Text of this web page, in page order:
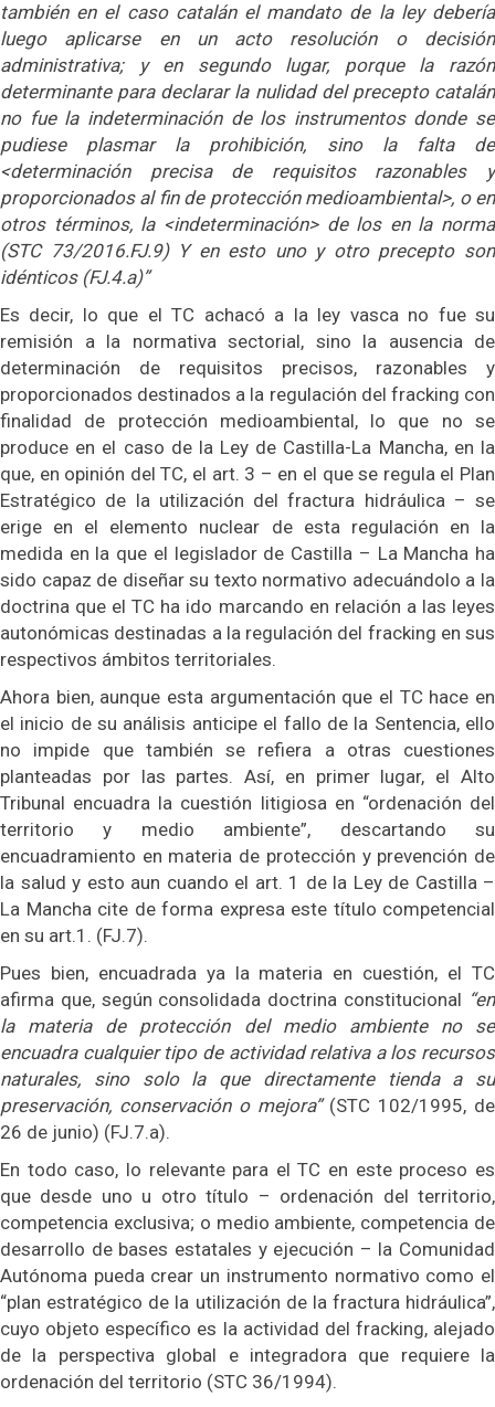
también en el caso catalán el mandato de la ley debería
luego aplicarse en un acto resolución o decisión
administrativa; y en segundo lugar, porque la razón
determinante para declarar la nulidad del precepto catalán
no fue la indeterminación de los instrumentos donde se
pudiese plasmar la prohibición, sino la falta de
<determinación precisa de requisitos razonables y
proporcionados al fin de protección medioambiental>, o en
otros términos, la <indeterminación> de los en la norma
(STC 73/2016.FJ.9) Y en esto uno y otro precepto son
idénticos (FJ.4.a)”
Es decir, lo que el TC achacó a la ley vasca no fue su
remisión a la normativa sectorial, sino la ausencia de
determinación de requisitos precisos, razonables y
proporcionados destinados a la regulación del fracking con
finalidad de protección medioambiental, lo que no se
produce en el caso de la Ley de Castilla-La Mancha, en la
que, en opinión del TC, el art. 3 – en el que se regula el Plan
Estratégico de la utilización del fractura hidráulica – se
erige en el elemento nuclear de esta regulación en la
medida en la que el legislador de Castilla – La Mancha ha
sido capaz de diseñar su texto normativo adecuándolo a la
doctrina que el TC ha ido marcando en relación a las leyes
autonómicas destinadas a la regulación del fracking en sus
respectivos ámbitos territoriales.
Ahora bien, aunque esta argumentación que el TC hace en
el inicio de su análisis anticipe el fallo de la Sentencia, ello
no impide que también se refiera a otras cuestiones
planteadas por las partes. Así, en primer lugar, el Alto
Tribunal encuadra la cuestión litigiosa en “ordenación del
territorio y medio ambiente”, descartando su
encuadramiento en materia de protección y prevención de
la salud y esto aun cuando el art. 1 de la Ley de Castilla –
La Mancha cite de forma expresa este título competencial
en su art.1. (FJ.7).
Pues bien, encuadrada ya la materia en cuestión, el TC
afirma que, según consolidada doctrina constitucional “en
la materia de protección del medio ambiente no se
encuadra cualquier tipo de actividad relativa a los recursos
naturales, sino solo la que directamente tienda a su
preservación, conservación o mejora”(STC 102/1995, de
26 de junio) (FJ.7.a).
En todo caso, lo relevante para el TC en este proceso es
que desde uno u otro título – ordenación del territorio,
competencia exclusiva; o medio ambiente, competencia de
desarrollo de bases estatales y ejecución – la Comunidad
Autónoma pueda crear un instrumento normativo como el
“plan estratégico de la utilización de la fractura hidráulica”,
cuyo objeto específico es la actividad del fracking, alejado
de la perspectiva global e integradora que requiere la
ordenación del territorio (STC 36/1994).